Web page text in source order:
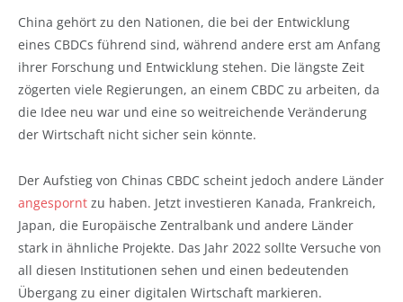
China gehört zu den Nationen, die bei der Entwicklung
eines CBDCs führend sind, während andere erst am Anfang
ihrer Forschung und Entwicklung stehen. Die längste Zeit
zögerten viele Regierungen, an einem CBDC zu arbeiten, da
die Idee neu war und eine so weitreichende Veränderung
der Wirtschaft nicht sicher sein könnte.
Der Aufstieg von Chinas CBDC scheint jedoch andere Länder
angespornt zu haben. Jetzt investieren Kanada, Frankreich,
Japan, die Europäische Zentralbank und andere Länder
stark in ähnliche Projekte. Das Jahr 2022 sollte Versuche von
all diesen Institutionen sehen und einen bedeutenden
Übergang zu einer digitalen Wirtschaft markieren.